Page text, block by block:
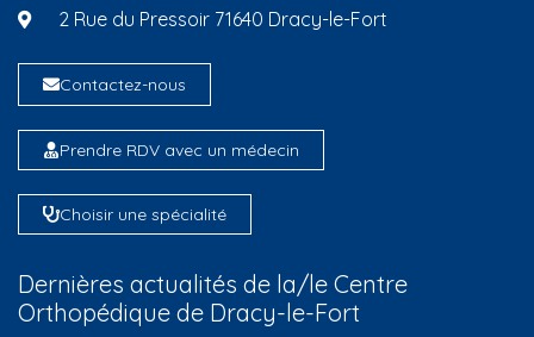
2 Rue du Pressoir 71640 Dracy-le-Fort
Contactez-nous
Prendre RDV avec un médecin
Choisir une spécialité
Dernières actualités de la/le Centre
Orthopédique de Dracy-le-Fort